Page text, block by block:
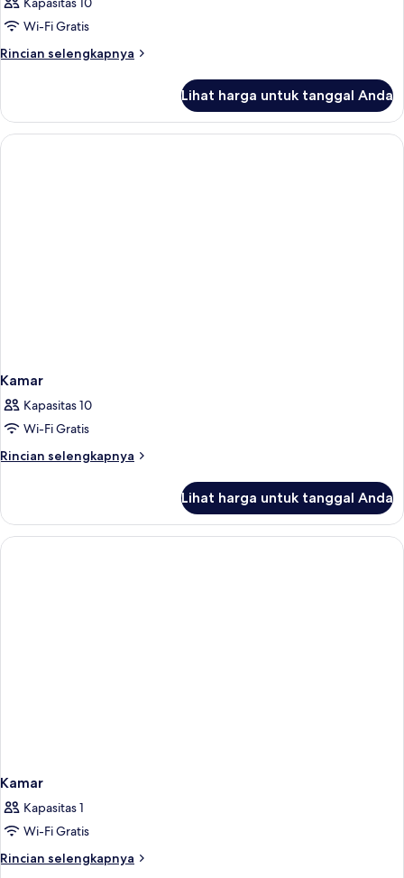
Wi-Fi Gratis
Rincian selengkapnya
Rincian
Kamar
Lihat harga untuk tanggal Anda
Kamar
Kapasitas 10
Wi-Fi Gratis
Rincian selengkapnya
Rincian
Kamar
Lihat harga untuk tanggal Anda
Kamar
Kapasitas 1
Wi-Fi Gratis
Rincian selengkapnya
Rincian